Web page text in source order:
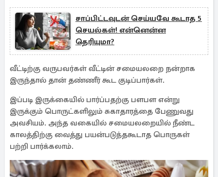
சாப்பிட்டவுடன் செய்யவே கூடாத 5
செயல்கள்! என்னென்ன
தெரியுமா?
வீட்டிற்கு வருபவர்கள் வீட்டின் சமையலறை நன்றாக
இருந்தால் தான் தண்ணீர் கூட குடிப்பார்கள்.
இப்படி இருக்கையில் பார்ப்பதற்கு பளபள என்று
இருக்கும் பொருட்களிலும் சுகாதாரத்தை பேணுவது
அவசியம். அந்த வகையில் சமையலறையில் நீண்ட
காலத்திற்கு வைத்து பயன்படுத்தகூடாத பொருகள்
பற்றி பார்க்கலாம்.